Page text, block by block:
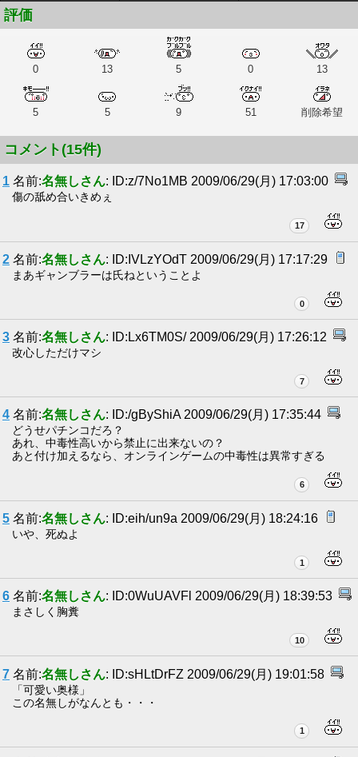
評価
0 13 5 0 13
5 5 9 51 削除希望
コメント(15件)
1 名前:名無しさん: ID:z/7No1MB 2009/06/29(月) 17:03:00
傷の舐め合いきめぇ
17
2 名前:名無しさん: ID:IVLzYOdT 2009/06/29(月) 17:17:29
まあギャンブラーは氏ねということよ
0
3 名前:名無しさん: ID:Lx6TM0S/ 2009/06/29(月) 17:26:12
改心しただけマシ
7
4 名前:名無しさん: ID:/gByShiA 2009/06/29(月) 17:35:44
どうせパチンコだろ？
あれ、中毒性高いから禁止に出来ないの？
あと付け加えるなら、オンラインゲームの中毒性は異常すぎる
6
5 名前:名無しさん: ID:eih/un9a 2009/06/29(月) 18:24:16
いや、死ぬよ
1
6 名前:名無しさん: ID:0WuUAVFl 2009/06/29(月) 18:39:53
まさしく胸糞
10
7 名前:名無しさん: ID:sHLtDrFZ 2009/06/29(月) 19:01:58
「可愛い奥様」
この名無しがなんとも・・・
1